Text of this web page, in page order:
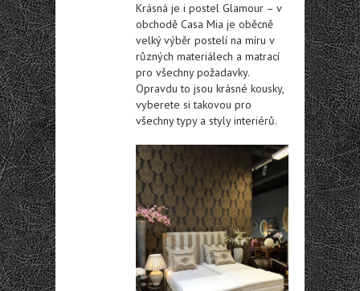
Krásná je i postel Glamour – v
obchodě Casa Mia je oběcně
velký výběr postelí na míru v
různých materiálech a matrací
pro všechny požadavky.
Opravdu to jsou krásné kousky,
vyberete si takovou pro
všechny typy a styly interiérů.